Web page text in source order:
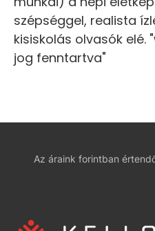
szépséggel, realista
kisiskolás olvasók elé.
jog fenntartva"
Az áraink forintban